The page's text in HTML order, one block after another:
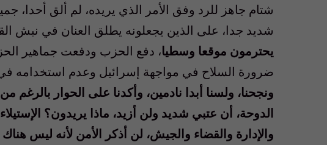
شتام جاهز للرد وفق الأمر الذي يريده، لم ألق أحدا،
شديد جدا، على الذين يجعلونه يطلق العنان في نبش
يحترمون موقعا وسطيا، دفع الحزب ودفعت جماهير
ضرورة السلاح في مواجهة إسرائيل وعدم استخدامه
ونجحنا، ولسنا أبدا نادمين، وأكدنا على الحوار بالرغم
الدوحة، أن عتبي شديد ولن أزيد، ماذا يريدون؟
والإدارة والقضاء والجيش، لن أذكر الأمن لأنه ليس